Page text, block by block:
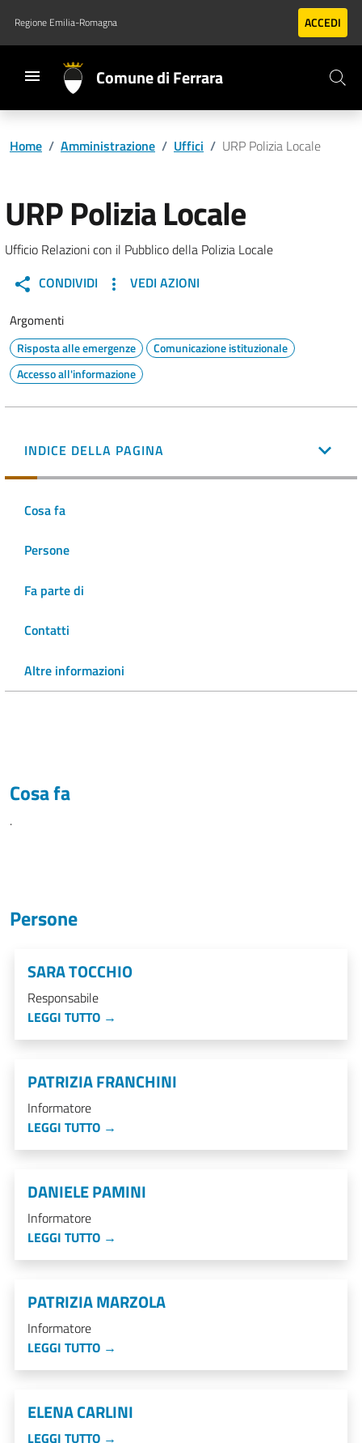
Vai al contenuto principale
Vai al footer
Regione Emilia-Romagna ACCEDI
Comune di Ferrara
Home / Amministrazione / Uffici / URP Polizia Locale
URP Polizia Locale
Ufficio Relazioni con il Pubblico della Polizia Locale
CONDIVIDI
VEDI AZIONI
Argomenti
Risposta alle emergenze
Comunicazione istituzionale
Accesso all'informazione
INDICE DELLA PAGINA
Cosa fa
Persone
Fa parte di
Contatti
Altre informazioni
Cosa fa
.
Persone
SARA TOCCHIO
Responsabile
LEGGI TUTTO →
PATRIZIA FRANCHINI
Informatore
LEGGI TUTTO →
DANIELE PAMINI
Informatore
LEGGI TUTTO →
PATRIZIA MARZOLA
Informatore
LEGGI TUTTO →
ELENA CARLINI
LEGGI TUTTO →